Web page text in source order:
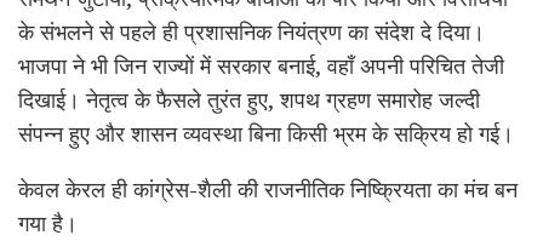
के संभलने से पहले ही प्रशासनिक नियंत्रण का संदेश दे दिया।
भाजपा ने भी जिन राज्यों में सरकार बनाई, वहाँ अपनी परिचित तेजी
दिखाई। नेतृत्व के फैसले तुरंत हुए, शपथ ग्रहण समारोह जल्दी
संपन्न हुए और शासन व्यवस्था बिना किसी भ्रम के सक्रिय हो गई।
केवल केरल ही कांग्रेस-शैली की राजनीतिक निष्क्रियता का मंच बन
गया है।